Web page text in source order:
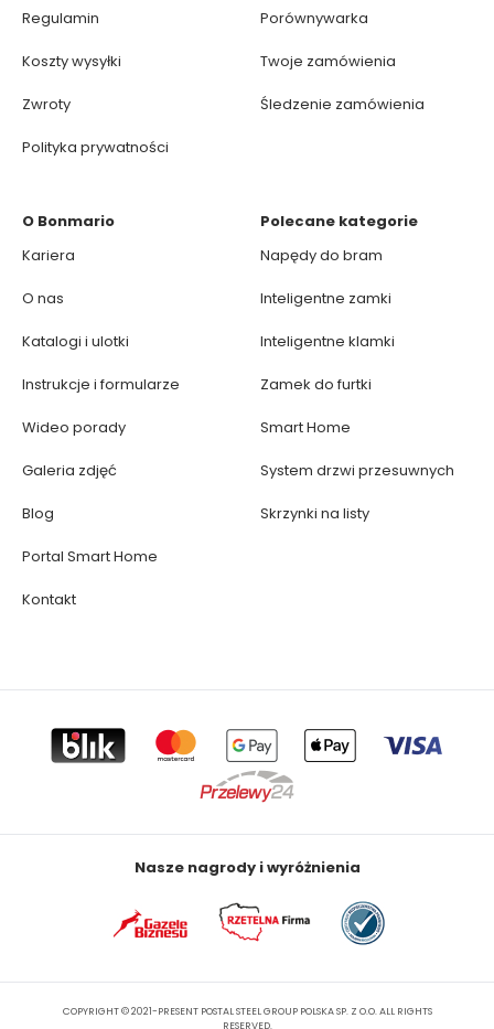
Regulamin
Koszty wysyłki
Zwroty
Polityka prywatności
Porównywarka
Twoje zamówienia
Śledzenie zamówienia
O Bonmario
Kariera
O nas
Katalogi i ulotki
Instrukcje i formularze
Wideo porady
Galeria zdjęć
Blog
Portal Smart Home
Kontakt
Polecane kategorie
Napędy do bram
Inteligentne zamki
Inteligentne klamki
Zamek do furtki
Smart Home
System drzwi przesuwnych
Skrzynki na listy
Nasze nagrody i wyróżnienia
COPYRIGHT © 2021-PRESENT POSTAL STEEL GROUP POLSKA SP. Z O.O. ALL RIGHTS
RESERVED.